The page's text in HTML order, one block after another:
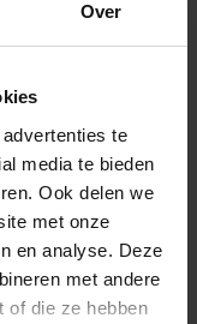
Over
te
media te bieden
Ook delen we
met onze
en analyse. Deze
met andere
of die ze hebben